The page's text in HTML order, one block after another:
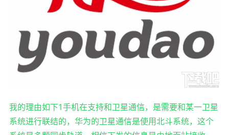
我的理由如下1手机在支持和卫星通信，是需要和某一卫星
系统进行联结的，华为的卫星通信是使用北斗系统，这个